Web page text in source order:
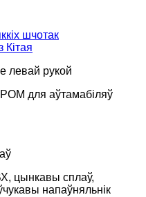
шчотак
Кітая
левай рукой
для аўтамабіляў
цынкавы сплаў,
напаўняльнік